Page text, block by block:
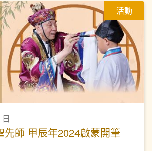
活動
先師 甲辰年2024啟蒙開筆